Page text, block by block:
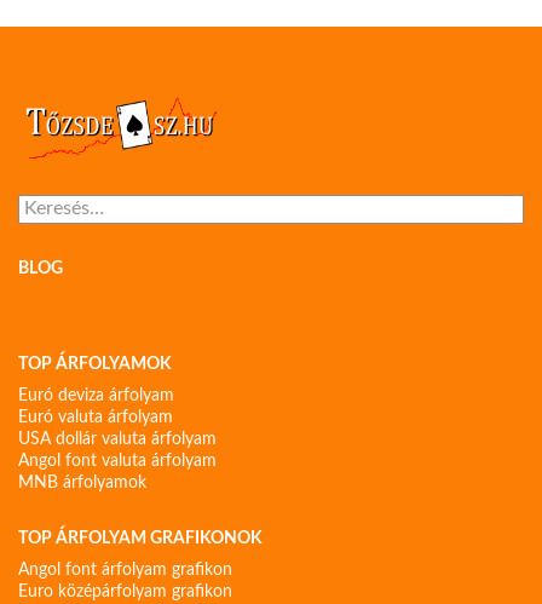
Keresés:
BLOG
TOP ÁRFOLYAMOK
Euró deviza árfolyam
Euró valuta árfolyam
USA dollár valuta árfolyam
Angol font valuta árfolyam
MNB árfolyamok
TOP ÁRFOLYAM GRAFIKONOK
Angol font árfolyam grafikon
Euro középárfolyam grafikon